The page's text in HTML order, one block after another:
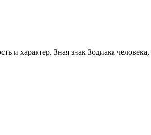
и характер. Зная знак Зодиака